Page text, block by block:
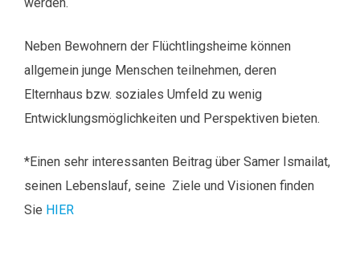
Neben Bewohnern der Flüchtlingsheime können
allgemein junge Menschen teilnehmen, deren
Elternhaus bzw. soziales Umfeld zu wenig
Entwicklungsmöglichkeiten und Perspektiven bieten.
*Einen sehr interessanten Beitrag über Samer Ismailat,
seinen Lebenslauf, seine Ziele und Visionen finden
Sie HIER